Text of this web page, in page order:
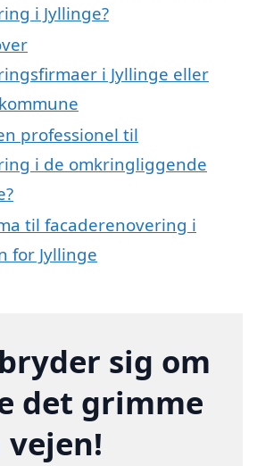
i Jyllinge?
i Jyllinge eller
professionel til
i de omkringliggende
til facaderenovering i
for Jyllinge
sig om
det grimme
vejen!